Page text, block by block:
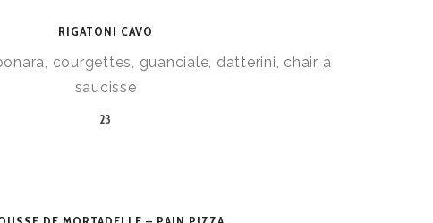
RIGATONI CAVO
courgettes, guanciale, datterini, chair à
saucisse
23